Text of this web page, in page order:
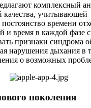
комплексный
качества, учитывающей
времени
и время в каждой фазе
признаки синдрома
нарушения дыхания в
о возможных
поколения